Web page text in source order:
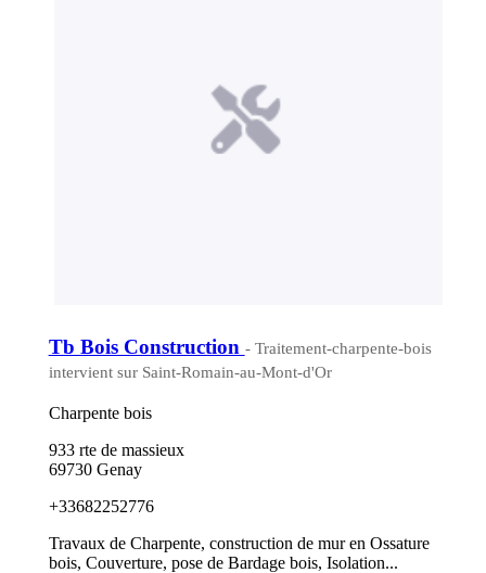
Tb Bois Construction - Traitement-charpente-bois
intervient sur Saint-Romain-au-Mont-d'Or
Charpente bois
933 rte de massieux
69730 Genay
+33682252776
Travaux de Charpente, construction de mur en Ossature
bois, Couverture, pose de Bardage bois, Isolation...